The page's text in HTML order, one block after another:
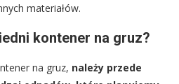
materiałów.
kontener na gruz?
na gruz, należy przede